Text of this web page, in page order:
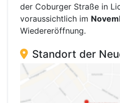
der Coburger Straße in
voraussichtlich im
Wiedereröffnung.
Standort der